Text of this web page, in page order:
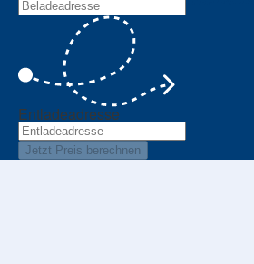
Entladeadresse
Jetzt Preis berechnen